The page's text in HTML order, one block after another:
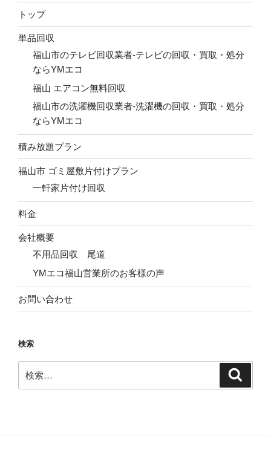
トップ
単品回収
福山市のテレビ回収業者-テレビの回収・買取・処分
ならYMエコ
福山 エアコン無料回収
福山市の洗濯機回収業者-洗濯機の回収・買取・処分
ならYMエコ
積み放題プラン
福山市 ゴミ屋敷片付けプラン
一軒家片付け回収
料金
会社概要
不用品回収 尾道
YMエコ福山営業所のお客様の声
お問い合わせ
検索
索: